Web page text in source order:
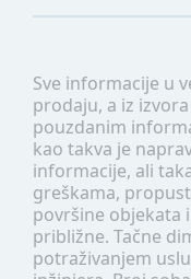
Sve informacije u
prodaju, a iz
pouzdanim
kao takva je
informacije, ali
greškama,
površine objekata
približne. Tačne
potraživanjem